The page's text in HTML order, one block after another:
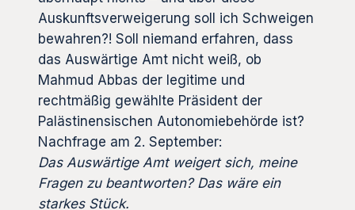
Auskunftsverweigerung soll ich Schweigen
bewahren?! Soll niemand erfahren, dass
das Auswärtige Amt nicht weiß, ob
Mahmud Abbas der legitime und
rechtmäßig gewählte Präsident der
Palästinensischen Autonomiebehörde ist?
Nachfrage am 2. September:
Das Auswärtige Amt weigert sich, meine
Fragen zu beantworten? Das wäre ein
starkes Stück.